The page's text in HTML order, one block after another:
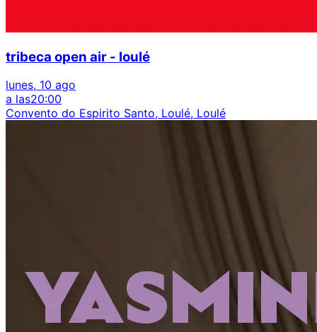
tribeca open air - loulé
lunes, 10 ago
a las20:00
Convento do Espirito Santo, Loulé, Loulé